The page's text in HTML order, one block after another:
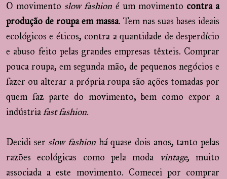
O movimento slow fashion é um movimento contra a
produção de roupa em massa. Tem nas suas bases ideais
ecológicos e éticos, contra a quantidade de desperdício
e abuso feito pelas grandes empresas têxteis. Comprar
pouca roupa, em segunda mão, de pequenos negócios e
fazer ou alterar a própria roupa são ações tomadas por
quem faz parte do movimento, bem como expor a
indústriafast fashion.
Decidi ser slow fashion há quase dois anos, tanto pelas
razões ecológicas como pela moda
vintage,muito
associada a este movimento. Comecei por comprar